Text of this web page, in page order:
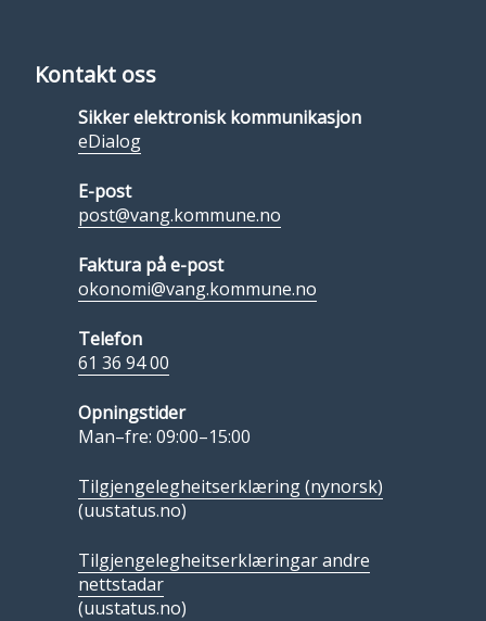
Kontakt oss
Sikker elektronisk kommunikasjon
eDialog
E-post
post@vang.kommune.no
Faktura på e-post
okonomi@vang.kommune.no
Telefon
61 36 94 00
Opningstider
Man–fre: 09:00–15:00
Tilgjengelegheitserklæring (nynorsk)
(uustatus.no)
Tilgjengelegheitserklæringar andre
nettstadar
(uustatus.no)